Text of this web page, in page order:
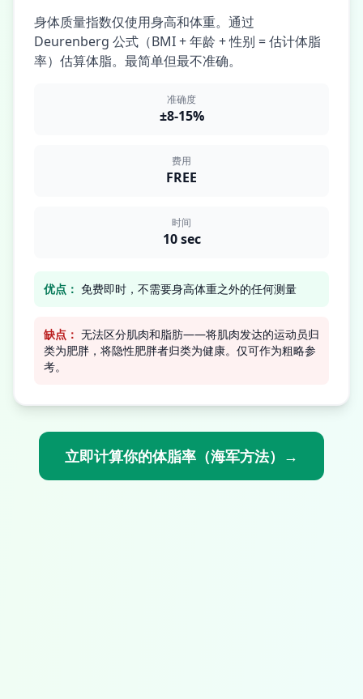
身体质量指数仅使用身高和体重。通过
Deurenberg 公式（BMI + 年龄 + 性别 = 估计体脂
率）估算体脂。最简单但最不准确。
准确度
±8-15%
费用
FREE
时间
10 sec
优点： 免费即时，不需要身高体重之外的任何测量
缺点： 无法区分肌肉和脂肪——将肌肉发达的运动员归
类为肥胖，将隐性肥胖者归类为健康。仅可作为粗略参
考。
立即计算你的体脂率（海军方法）→